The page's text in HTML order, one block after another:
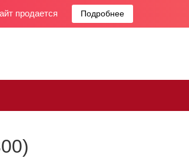
продается Подробнее